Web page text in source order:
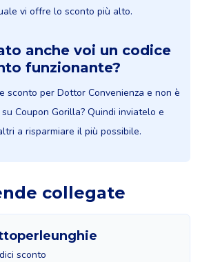
vi offre lo sconto più alto.
anche voi un codice
funzionante?
sconto per Dottor Convenienza e non è
Coupon Gorilla? Quindi inviatelo e
a risparmiare il più possibile.
collegate
sconto